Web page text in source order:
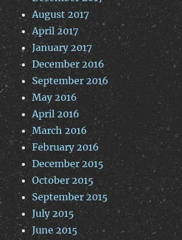
August 2017
April 2017
January 2017
December 2016
September 2016
May 2016
April 2016
March 2016
February 2016
December 2015
October 2015
September 2015
July 2015
June 2015